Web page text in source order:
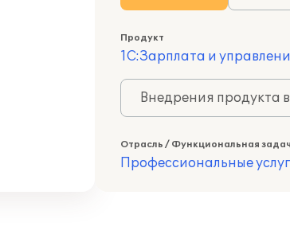
Продукт
1С:Зарплата и
Внедрения продукта
Отрасль / Функциональная
Профессиональные